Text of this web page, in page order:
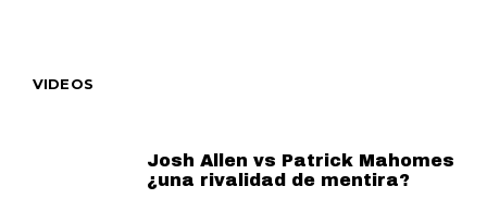
VIDEOS
Josh Allen vs Patrick Mahomes
¿una rivalidad de mentira?